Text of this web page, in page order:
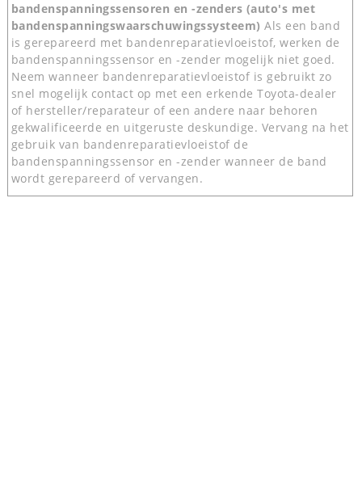
bandenspanningssensoren en -zenders (auto's met
bandenspanningswaarschuwingssysteem)Als een band
is gerepareerd met bandenreparatievloeistof, werken de
bandenspanningssensor en -zender mogelijk niet goed.
Neem wanneer bandenreparatievloeistof is gebruikt zo
snel mogelijk contact op met een erkende Toyota-dealer
of hersteller/reparateur of een andere naar behoren
gekwalificeerde en uitgeruste deskundige. Vervang na het
gebruik van bandenreparatievloeistof de
bandenspanningssensor en -zender wanneer de band
wordt gerepareerd of vervangen.